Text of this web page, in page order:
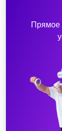
Прямое